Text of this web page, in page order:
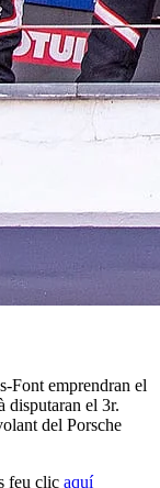
Font emprendran el
disputaran el 3r.
del Porsche
feu clic aquí